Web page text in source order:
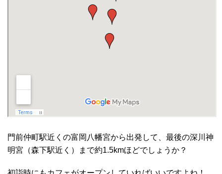
門前仲町駅近くの富岡八幡宮から出発して、最後の深川神
明宮（森下駅近く）まで約1.5kmほどでしょうか？